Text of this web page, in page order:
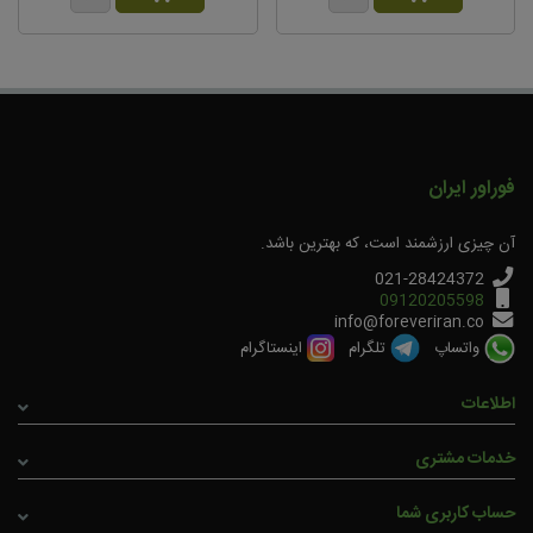
مهمان – تاریخ نامعتبر
خیر عصبی که قطع شده با تقویت و تغذیه بینایی، وصل
نخواهد شد
مهمان – تاریخ نامعتبر
سلام وقت بخیر.من یکسال پیش عمل لیزیک انجام دادم
چشمام ضعیف بود والان خداروشکر عالیه دیدم ولی شدیدا چشمام خشک
دیدم میبینم .و کلا وقتی سنم میره بالا از پیرچشمی ونزدیک بینی میترسم
.شما چه راه حلی برام دارین؟؟
فوراور ایران
آن چیزی ارزشمند است، که بهترین باشد.
021-28424372
09120205598
info@foreveriran.co
واتساپ
تلگرام اینستاگرام
اطلاعات
خدمات مشتری
حساب کاربری شما